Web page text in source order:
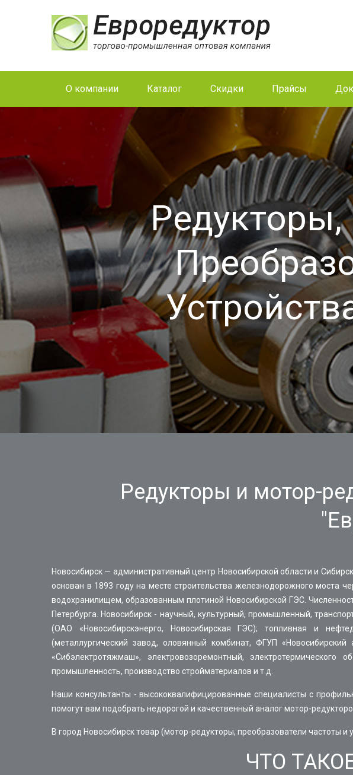
О компании Каталог Скидки Прайсы
Редукторы и мотор-
Новосибирск — административный центр Новосибирской области и
основан в 1893 году на месте строительства железнодорожного
водохранилищем, образованным плотиной Новосибирской ГЭС.
Петербурга. Новосибирск - научный, культурный, промышленный,
(ОАО «Новосибирскэнерго, Новосибирская ГЭС); топливная и
(металлургический завод, оловянный комбинат, ФГУП
«Сибэлектротяжмаш», электровозоремонтный,
промышленность, производство стройматериалов и т.д.
Наши консультанты - высококвалифицированные специалисты с
помогут вам подобрать недорогой и качественный аналог мотор-
В город Новосибирск товар (мотор-редукторы, преобразователи частоты
ЧТО